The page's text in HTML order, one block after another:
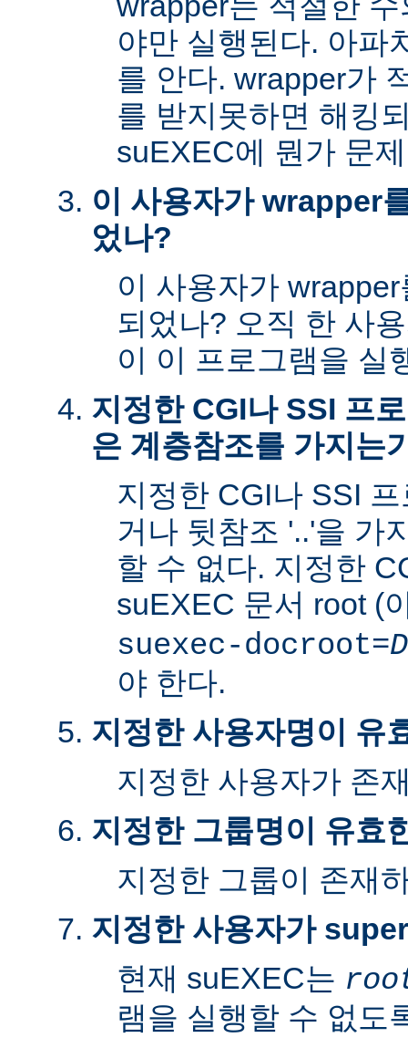
야만 실행된다. 아파
를 안다. wrapper가
를 받지못하면 해킹
suEXEC에 뭔가 문
이 사용자가 wrapper
었나?
이 사용자가
되었나? 오직 한 사
이 이 프로그램을 실
지정한 CGI나 SSI 프
은 계층참조를 가지는
지정한 CGI나 SSI
거나 뒷참조 '..'을 가
할 수 없다. 지정한
suEXEC 문서 root (
suexec-docroot=
야 한다.
지정한 사용자명이 유
지정한 사용자가 존
지정한 그룹명이 유효
지정한 그룹이 존재
지정한 사용자가
현재 suEXEC는
램을 실행할 수 없도